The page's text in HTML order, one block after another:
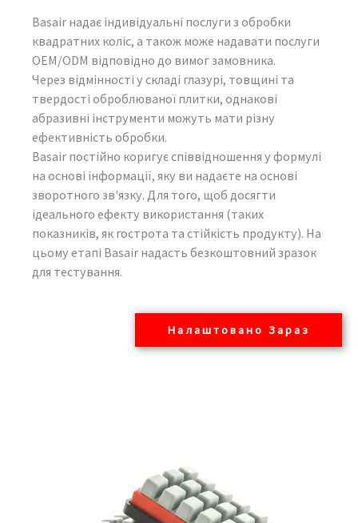
Basair надає індивідуальні послуги з обробки
квадратних коліс, а також може надавати послуги
OEM/ODM відповідно до вимог замовника.
Через відмінності у складі глазурі, товщині та
твердості оброблюваної плитки, однакові
абразивні інструменти можуть мати різну
ефективність обробки.
Basair постійно коригує співвідношення у формулі
на основі інформації, яку ви надаєте на основі
зворотного зв'язку. Для того, щоб досягти
ідеального ефекту використання (таких
показників, як гострота та стійкість продукту). На
цьому етапі Basair надасть безкоштовний зразок
для тестування.
Налаштовано Зараз